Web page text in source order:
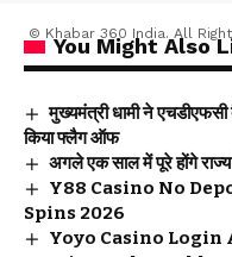
You Might Also
मुख्यमंत्री धामी ने एचडीएफसी
किया फ्लैग ऑफ
अगले एक साल में पूरे होंगे
Y88 Casino No
Spins 2026
Yoyo Casino Login
© Khabar 360 India. All